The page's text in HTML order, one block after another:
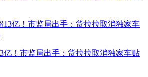
亿！市监局出手：货拉拉取消独家车贴